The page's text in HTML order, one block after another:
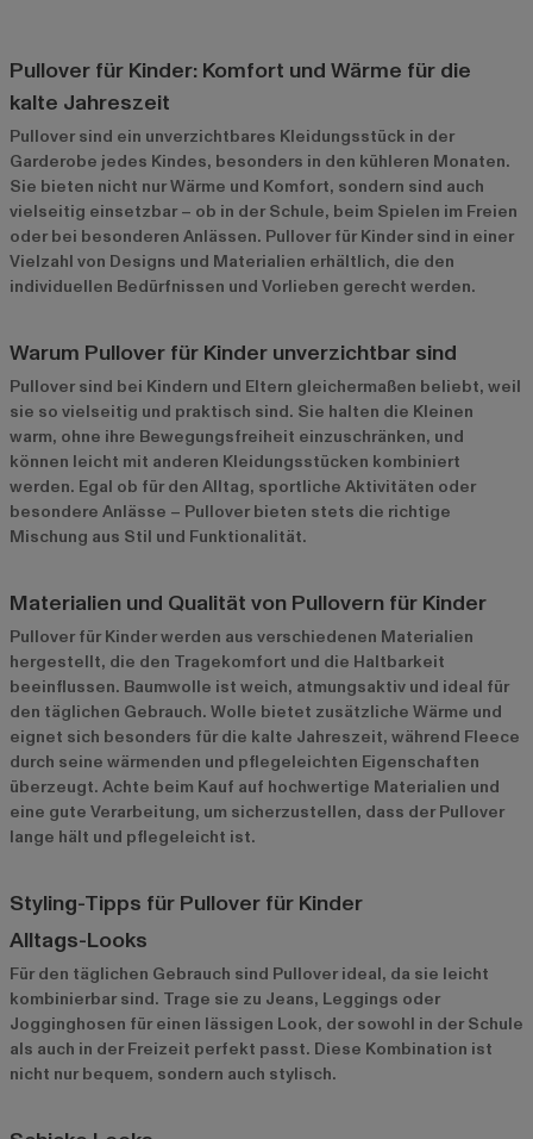
Pullover für Kinder: Komfort und Wärme für die
kalte Jahreszeit
Pullover sind ein unverzichtbares Kleidungsstück in der
Garderobe jedes Kindes, besonders in den kühleren Monaten.
Sie bieten nicht nur Wärme und Komfort, sondern sind auch
vielseitig einsetzbar – ob in der Schule, beim Spielen im Freien
oder bei besonderen Anlässen. Pullover für Kinder sind in einer
Vielzahl von Designs und Materialien erhältlich, die den
individuellen Bedürfnissen und Vorlieben gerecht werden.
Warum Pullover für Kinder unverzichtbar sind
Pullover sind bei Kindern und Eltern gleichermaßen beliebt, weil
sie so vielseitig und praktisch sind. Sie halten die Kleinen
warm, ohne ihre Bewegungsfreiheit einzuschränken, und
können leicht mit anderen Kleidungsstücken kombiniert
werden. Egal ob für den Alltag, sportliche Aktivitäten oder
besondere Anlässe – Pullover bieten stets die richtige
Mischung aus Stil und Funktionalität.
Materialien und Qualität von Pullovern für Kinder
Pullover für Kinder werden aus verschiedenen Materialien
hergestellt, die den Tragekomfort und die Haltbarkeit
beeinflussen. Baumwolle ist weich, atmungsaktiv und ideal für
den täglichen Gebrauch. Wolle bietet zusätzliche Wärme und
eignet sich besonders für die kalte Jahreszeit, während Fleece
durch seine wärmenden und pflegeleichten Eigenschaften
überzeugt. Achte beim Kauf auf hochwertige Materialien und
eine gute Verarbeitung, um sicherzustellen, dass der Pullover
lange hält und pflegeleicht ist.
Styling-Tipps für Pullover für Kinder
Alltags-Looks
Für den täglichen Gebrauch sind Pullover ideal, da sie leicht
kombinierbar sind. Trage sie zu Jeans, Leggings oder
Jogginghosen für einen lässigen Look, der sowohl in der Schule
als auch in der Freizeit perfekt passt. Diese Kombination ist
nicht nur bequem, sondern auch stylisch.